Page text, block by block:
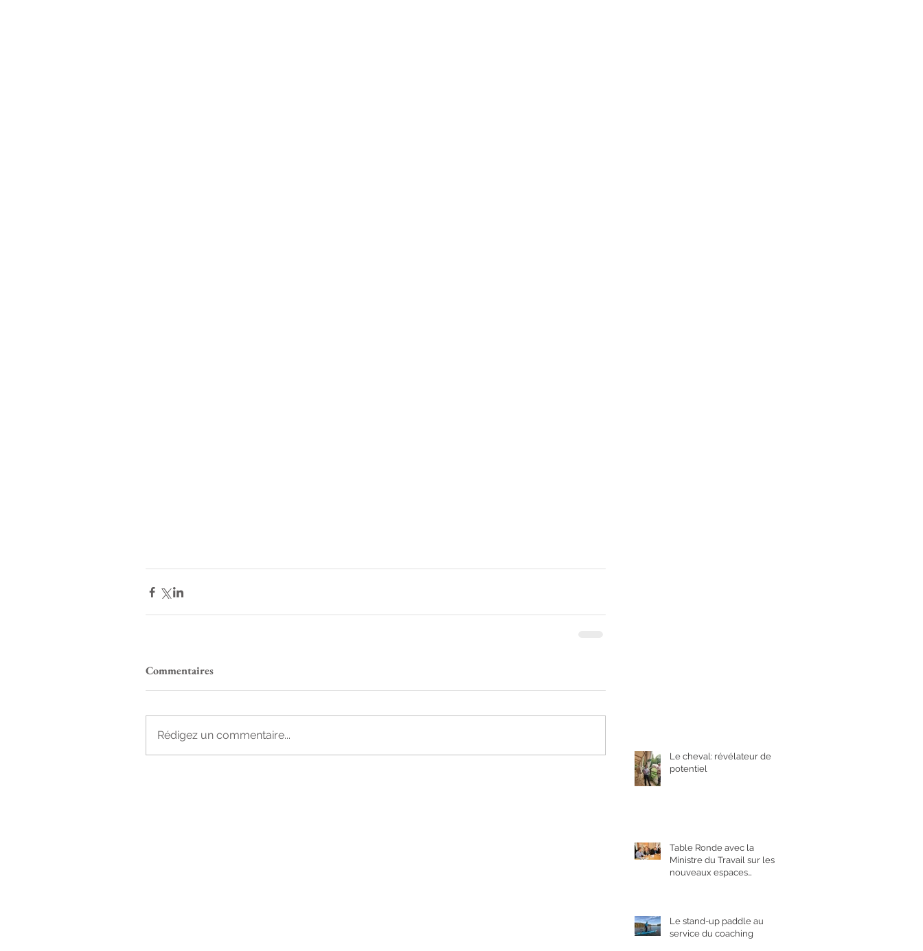
Commentaires
Rédigez un commentaire...
Le cheval: révélateur de
potentiel
Table Ronde avec la
Ministre du Travail sur les
nouveaux espaces
Le stand-up paddle au
service du coaching